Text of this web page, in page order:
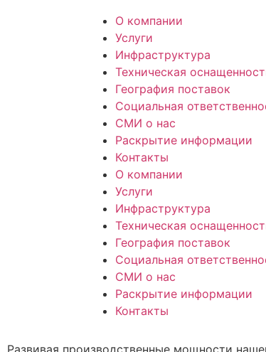
О компании
Услуги
Инфраструктура
Техническая
География поставок
Социальная
СМИ о нас
Раскрытие информации
Контакты
О компании
Услуги
Инфраструктура
Техническая
География поставок
Социальная
СМИ о нас
Раскрытие информации
Контакты
Развивая производственные мощности